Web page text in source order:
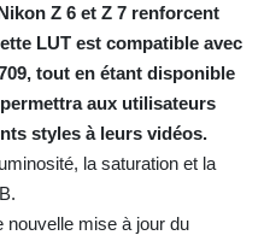
Z 6 et Z 7 renforcent
LUT est compatible avec
tout en étant disponible
aux utilisateurs
styles à leurs vidéos.
la saturation et la
nouvelle mise à jour du